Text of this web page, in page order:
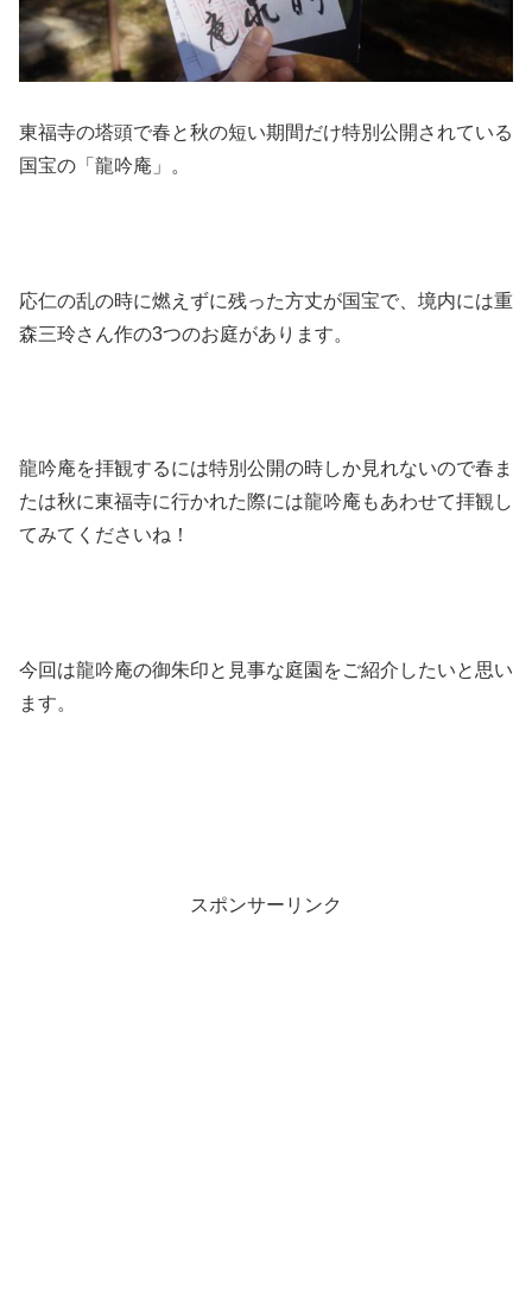
東福寺の塔頭で春と秋の短い期間だけ特別公開されている
国宝の「龍吟庵」。
応仁の乱の時に燃えずに残った方丈が国宝で、境内には重
森三玲さん作の3つのお庭があります。
龍吟庵を拝観するには特別公開の時しか見れないので春ま
たは秋に東福寺に行かれた際には龍吟庵もあわせて拝観し
てみてくださいね！
今回は龍吟庵の御朱印と見事な庭園をご紹介したいと思い
ます。
スポンサーリンク